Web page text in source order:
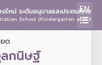
ใหม่ ระดับอนุบาลและประถมศึกษา
School (Kindergarten and
EN
ยด
กนิษฐ์